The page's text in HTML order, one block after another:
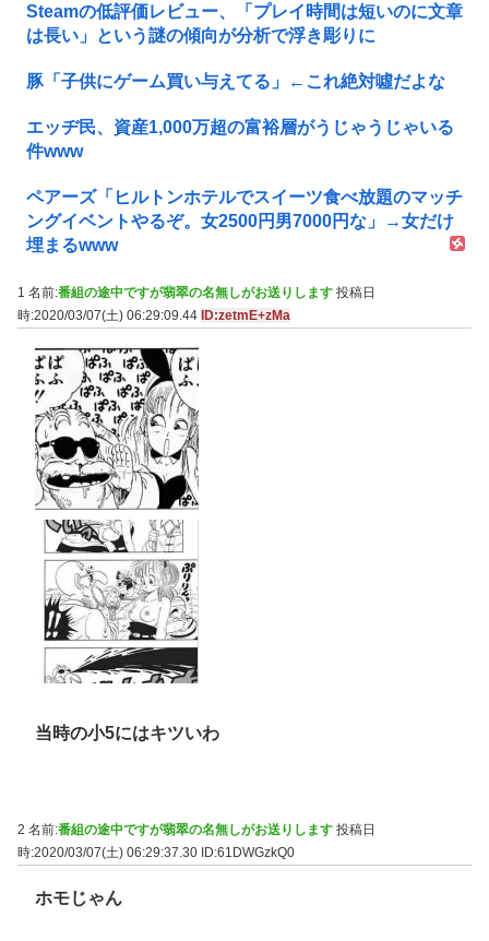
Steamの低評価レビュー、「プレイ時間は短いのに文章
は長い」という謎の傾向が分析で浮き彫りに
豚「子供にゲーム買い与えてる」←これ絶対噓だよな
エッヂ民、資産1,000万超の富裕層がうじゃうじゃいる
件www
ペアーズ「ヒルトンホテルでスイーツ食べ放題のマッチ
ングイベントやるぞ。女2500円男7000円な」→女だけ
埋まるwww
1 名前:番組の途中ですが翡翠の名無しがお送りします 投稿日
時:2020/03/07(土) 06:29:09.44 ID:zetmE+zMa
当時の小5にはキツいわ
2 名前:番組の途中ですが翡翠の名無しがお送りします 投稿日
時:2020/03/07(土) 06:29:37.30 ID:61DWGzkQ0
ホモじゃん